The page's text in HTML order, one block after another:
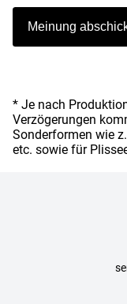
* Je nach
Verzögerungen
Sonderformen wie
etc. sowie für